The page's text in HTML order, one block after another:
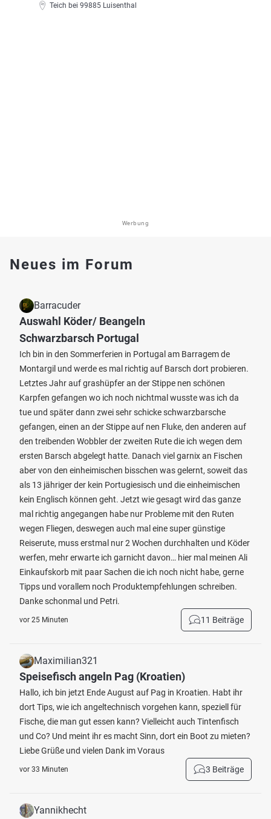
Teich bei 99885 Luisenthal
Werbung
Neues im Forum
Barracuder
Auswahl Köder/ Beangeln
Schwarzbarsch Portugal
Ich bin in den Sommerferien in Portugal am Barragem de
Montargil und werde es mal richtig auf Barsch dort probieren.
Letztes Jahr auf grashüpfer an der Stippe nen schönen
Karpfen gefangen wo ich noch nichtmal wusste was ich da
tue und später dann zwei sehr schicke schwarzbarsche
gefangen, einen an der Stippe auf nen Fluke, den anderen auf
den treibenden Wobbler der zweiten Rute die ich wegen dem
ersten Barsch abgelegt hatte. Danach viel garnix an Fischen
aber von den einheimischen bisschen was gelernt, soweit das
als 13 jähriger der kein Portugiesisch und die einheimischen
kein Englisch können geht. Jetzt wie gesagt wird das ganze
mal richtig angegangen habe nur Probleme mit den Ruten
wegen Fliegen, deswegen auch mal eine super günstige
Reiserute, muss erstmal nur 2 Wochen durchhalten und Köder
werfen, mehr erwarte ich garnicht davon… hier mal meinen Ali
Einkaufskorb mit paar Sachen die ich noch nicht habe, gerne
Tipps und vorallem noch Produktempfehlungen schreiben.
Danke schonmal und Petri.
vor 25 Minuten 11 Beiträge
Maximilian321
Speisefisch angeln Pag (Kroatien)
Hallo, ich bin jetzt Ende August auf Pag in Kroatien. Habt ihr
dort Tips, wie ich angeltechnisch vorgehen kann, speziell für
Fische, die man gut essen kann? Vielleicht auch Tintenfisch
und Co? Und meint ihr es macht Sinn, dort ein Boot zu mieten?
Liebe Grüße und vielen Dank im Voraus
vor 33 Minuten 3 Beiträge
Yannikhecht